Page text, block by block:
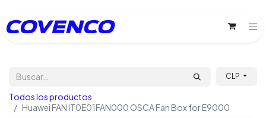
CLP
Todos los productos
Huawei FAN IT0E01FAN000 OSCA Fan Box for E9000